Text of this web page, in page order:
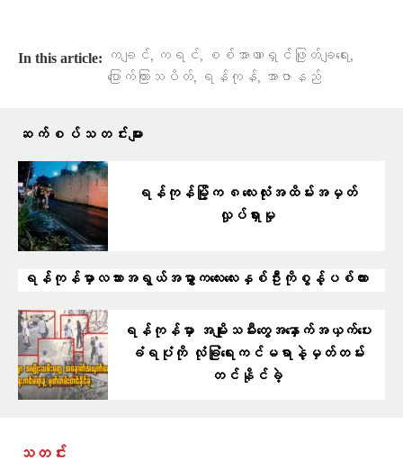
In this article: ကချင်, ကရင်, စစ်အာဏာရှင်ဖြုတ်ချရေး,
ပြောက်ကြားသပိတ်, ရန်ကုန်, အာဇာနည်
ဆက်စပ်သတင်းများ
ရန်ကုန်မြို့က ၈လေးလုံးအထိမ်းအမှတ်
လှုပ်ရှားမှု
ရန်ကုန်မှာလသားအရွယ်အမွှာကလေးလေးနှစ်ဦးကိုစွန့်ပစ်ထား
ရန်ကုန်မှာ အမျိုးသမီး​တွေအ​နှောက်အယှက်​ပေး
ခံရပုံကို လုံခြုံ​ရေးကင်မရာနဲ့မှတ်တမ်း
တင်နိုင်ခဲ့
သတင်း